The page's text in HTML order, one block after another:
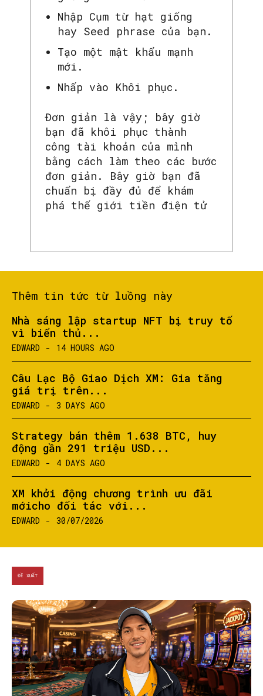
Nhập Cụm từ hạt giống
hay Seed phrase của bạn.
Tạo một mật khẩu mạnh
mới.
Nhấp vào Khôi phục.
Đơn giản là vậy; bây giờ
bạn đã khôi phục thành
công tài khoản của mình
bằng cách làm theo các bước
đơn giản. Bây giờ bạn đã
chuẩn bị đầy đủ để khám
phá thế giới tiền điện tử
Thêm tin tức từ luồng này
Nhà sáng lập startup NFT bị truy tố
vì biển thủ...
EDWARD - 14 HOURS AGO
Câu Lạc Bộ Giao Dịch XM: Gia tăng
giá trị trên...
EDWARD - 3 DAYS AGO
Strategy bán thêm 1.638 BTC, huy
động gần 291 triệu USD...
EDWARD - 4 DAYS AGO
XM khởi động chương trình ưu đãi
mớicho đối tác với...
EDWARD - 30/07/2026
ĐỀ XUẤT